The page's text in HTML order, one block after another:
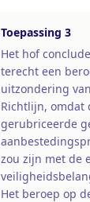
Toepassing 3
Het hof
terecht een
uitzondering
Richtlijn, omdat
gerubriceerde
zou zijn met de
Het beroep op